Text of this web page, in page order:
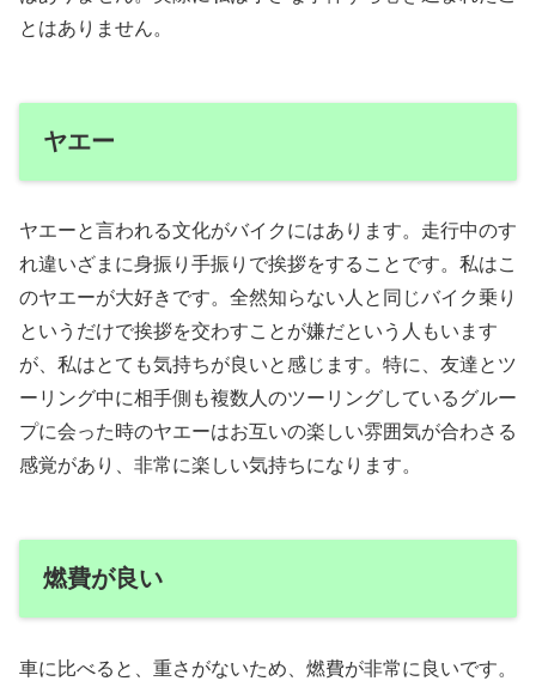
とはありません。
ヤエー
ヤエーと言われる文化がバイクにはあります。走行中のす
れ違いざまに身振り手振りで挨拶をすることです。私はこ
のヤエーが大好きです。全然知らない人と同じバイク乗り
というだけで挨拶を交わすことが嫌だという人もいます
が、私はとても気持ちが良いと感じます。特に、友達とツ
ーリング中に相手側も複数人のツーリングしているグルー
プに会った時のヤエーはお互いの楽しい雰囲気が合わさる
感覚があり、非常に楽しい気持ちになります。
燃費が良い
車に比べると、重さがないため、燃費が非常に良いです。